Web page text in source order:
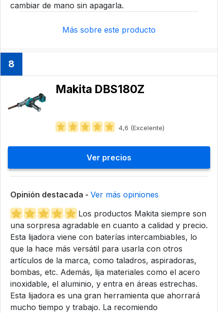
cambiar de mano sin apagarla.
Más sobre este producto
8
Makita DBS180Z
4,6 (Excelente)
Ver precios
Opinión destacada - Ver más opiniones
Los productos Makita siempre son
una sorpresa agradable en cuanto a calidad y precio.
Esta lijadora viene con baterías intercambiables, lo
que la hace más versátil para usarla con otros
artículos de la marca, como taladros, aspiradoras,
bombas, etc. Además, lija materiales como el acero
inoxidable, el aluminio, y entra en áreas estrechas.
Esta lijadora es una gran herramienta que ahorrará
mucho tiempo y trabajo. La recomiendo